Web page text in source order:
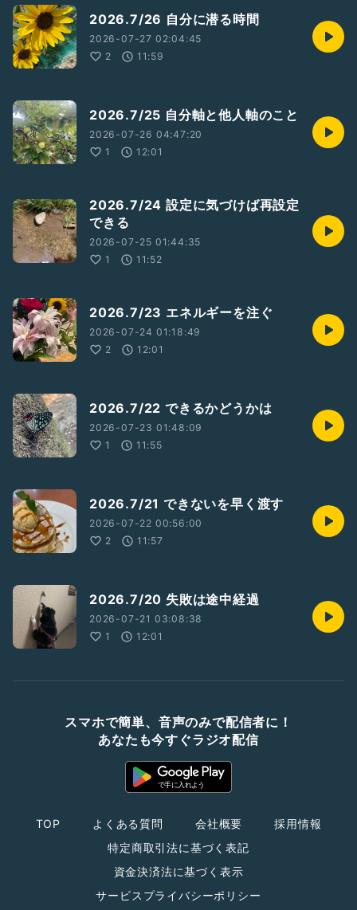
2026.7/26 自分に潜る時間
2026-07-27 02:04:45
2
11:59
2026.7/25 自分軸と他人軸のこと
2026-07-26 04:47:20
1
12:01
2026.7/24 設定に気づけば再設定
できる
2026-07-25 01:44:35
1
11:52
2026.7/23 エネルギーを注ぐ
2026-07-24 01:18:49
2
12:01
2026.7/22 できるかどうかは
2026-07-23 01:48:09
1
11:55
2026.7/21 できないを早く渡す
2026-07-22 00:56:00
2
11:57
2026.7/20 失敗は途中経過
2026-07-21 03:08:38
1
12:01
スマホで簡単、音声のみで配信者に！
あなたも今すぐラジオ配信
TOP よくある質問 会社概要
採用情報
特定商取引法に基づく表記
資金決済法に基づく表示
サービスプライバシーポリシー